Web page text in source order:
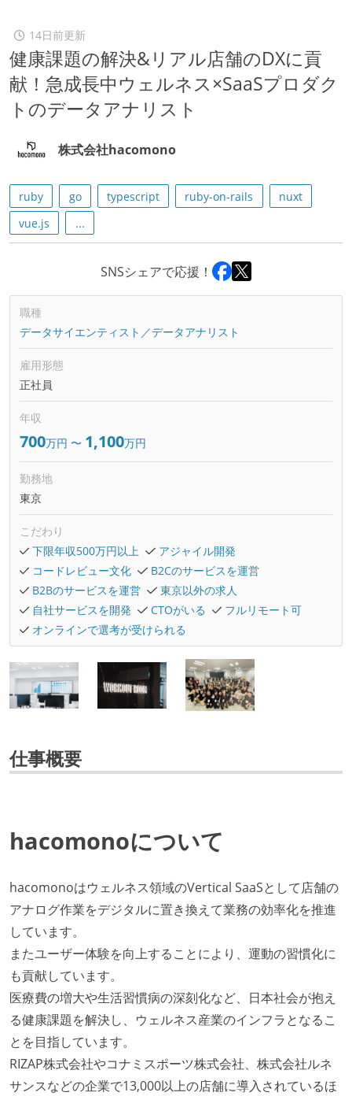
14日前更新
健康課題の解決&リアル店舗のDXに貢
献！急成長中ウェルネス×SaaSプロダク
トのデータアナリスト
株式会社hacomono
ruby go typescript ruby-on-rails
nuxt
vue.js
...
SNSシェアで応援！
職種
データサイエンティスト／データアナリスト
雇用形態
正社員
年収
700万円 〜 1,100万円
勤務地
東京
こだわり
下限年収500万円以上
アジャイル開発
コードレビュー文化
B2Cのサービスを運営
B2Bのサービスを運営
東京以外の求人
自社サービスを開発
CTOがいる
フルリモート可
オンラインで選考が受けられる
仕事概要
hacomonoについて
hacomonoはウェルネス領域のVertical SaaSとして店舗の
アナログ作業をデジタルに置き換えて業務の効率化を推進
しています。
またユーザー体験を向上することにより、運動の習慣化に
も貢献しています。
医療費の増大や生活習慣病の深刻化など、日本社会が抱え
る健康課題を解決し、ウェルネス産業のインフラとなるこ
とを目指しています。
RIZAP株式会社やコナミスポーツ株式会社、株式会社ルネ
サンスなどの企業で13,000以上の店舗に導入されているほ